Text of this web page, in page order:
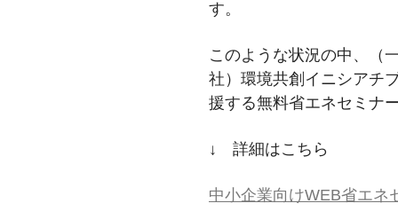
す。
このような状況の中、（
社）環境共創イニシアチ
援する無料省エネセミナ
↓ 詳細はこちら
中小企業向けWEB省エネ